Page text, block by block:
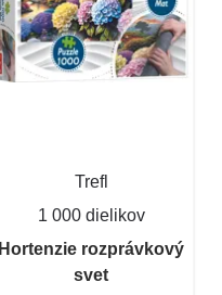
Trefl
1 000 dielikov
Hortenzie rozprávkový
svet